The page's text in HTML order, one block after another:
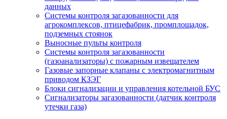
данных
Системы контроля загазованности для
агрокомплексов, птицефабрик, промплощадок,
подземных стоянок
Выносные пульты контроля
Системы контроля загазованности
(газоанализаторы) с пожарным извещателем
Газовые запорные клапаны с электромагнитным
приводом КЗЭГ
Блоки сигнализации и управления котельной БУС
Сигнализаторы загазованности (датчик контроля
утечки газа)